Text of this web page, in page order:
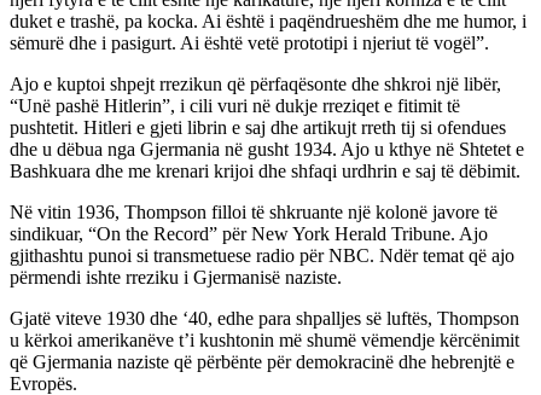
duket e trashë, pa kocka. Ai është i paqëndrueshëm dhe me humor, i
sëmurë dhe i pasigurt. Ai është vetë prototipi i njeriut të vogël”.
Ajo e kuptoi shpejt rrezikun që përfaqësonte dhe shkroi një libër,
“Unë pashë Hitlerin”, i cili vuri në dukje rreziqet e fitimit të
pushtetit. Hitleri e gjeti librin e saj dhe artikujt rreth tij si ofendues
dhe u dëbua nga Gjermania në gusht 1934. Ajo u kthye në Shtetet e
Bashkuara dhe me krenari krijoi dhe shfaqi urdhrin e saj të dëbimit.
Në vitin 1936, Thompson filloi të shkruante një kolonë javore të
sindikuar, “On the Record” për New York Herald Tribune. Ajo
gjithashtu punoi si transmetuese radio për NBC. Ndër temat që ajo
përmendi ishte rreziku i Gjermanisë naziste.
Gjatë viteve 1930 dhe ‘40, edhe para shpalljes së luftës, Thompson
u kërkoi amerikanëve t’i kushtonin më shumë vëmendje kërcënimit
që Gjermania naziste që përbënte për demokracinë dhe hebrenjtë e
Evropës.